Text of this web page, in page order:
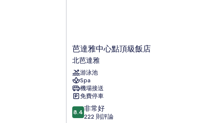
芭
達
雅
中
心
點
頂
級
飯
芭達雅中心點頂級飯店
北芭達雅
游泳池
Spa
機場接送
免費停車
8.4
分，
8.4 非常好
222 則評論